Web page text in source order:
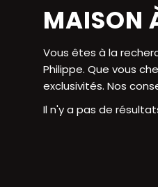
MAISON
Vous êtes à la
Philippe. Que vous
exclusivités. Nos
Il n'y a pas de